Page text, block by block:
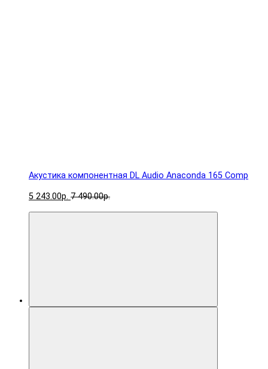
Акустика компонентная DL Audio Anaconda 165 Comp
5 243.00р. 7 490.00р.